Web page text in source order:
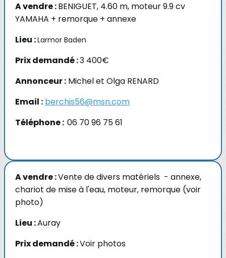
A vendre :BENIGUET, 4.60 m, moteur 9.9 cv
YAMAHA + remorque + annexe
Lieu :Larmor Baden
Prix demandé :3 400€
Annonceur : Michel et Olga RENARD
Email : berchis56@msn.com
Téléphone : 06 70 96 75 61
A vendre :Vente de divers matériels - annexe,
chariot de mise à l'eau, moteur, remorque (voir
photo)
Lieu :Auray
Prix demandé :Voir photos